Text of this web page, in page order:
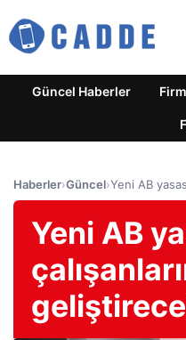
Güncel Haberler
Haberler›Güncel›Yeni AB
Yeni AB